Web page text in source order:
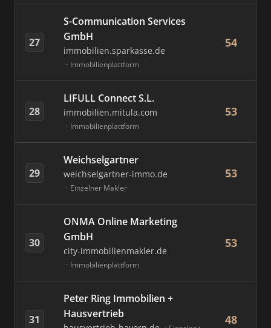
27
S-Communication Services
GmbH
immobilien.sparkasse.de
Immobilienplattform
54
28
LIFULL Connect S.L.
immobilien.mitula.com
Immobilienplattform
53
29
Weichselgartner
weichselgartner-immo.de
Einzelner Makler
53
30
ONMA Online Marketing
GmbH
city-immobilienmakler.de
Immobilienplattform
53
31
Peter Ring Immobilien +
Hausvertrieb
48